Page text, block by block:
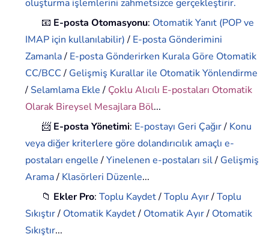
oluşturma işlemlerini zahmetsizce gerçekleştirir.
📧 E-posta Otomasyonu: Otomatik Yanıt (POP ve
IMAP için kullanılabilir)/ E-posta Gönderimini
Zamanla/ E-posta Gönderirken Kurala Göre Otomatik
CC/BCC/ Gelişmiş Kurallar ile Otomatik Yönlendirme
/ Selamlama Ekle/ Çoklu Alıcılı E-postaları Otomatik
Olarak Bireysel Mesajlara Böl...
📨 E-posta Yönetimi: E-postayı Geri Çağır/ Konu
veya diğer kriterlere göre dolandırıcılık amaçlı e-
postaları engelle/Yinelenen e-postaları sil/ Gelişmiş
Arama/ Klasörleri Düzenle...
📁 Ekler Pro:Toplu Kaydet/Toplu Ayır/Toplu
Sıkıştır/ Otomatik Kaydet/ Otomatik Ayır/ Otomatik
Sıkıştır...